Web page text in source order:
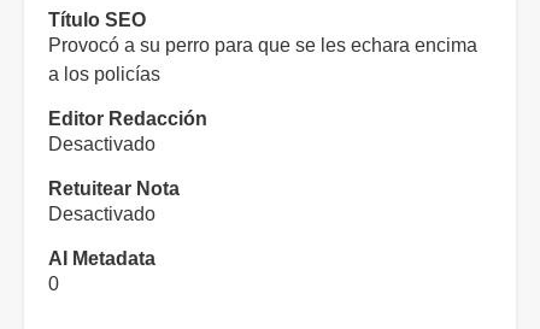
Título SEO
Provocó a su perro para que se les echara encima
a los policías
Editor Redacción
Desactivado
Retuitear Nota
Desactivado
AI Metadata
0